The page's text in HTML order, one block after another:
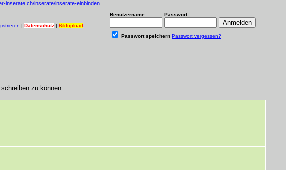
inserate.ch/inserate/inserate-einbinden
| Datenschutz | Bildupload
Benutzername: Passwort:
Passwort speichern Passwort vergessen?
zu können.